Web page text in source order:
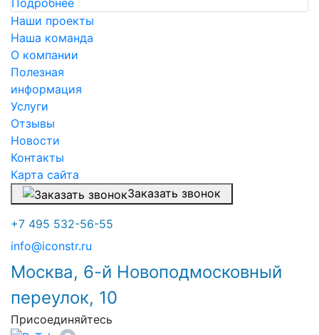
Наши проекты
Наша команда
О компании
Полезная
информация
Услуги
Отзывы
Новости
Контакты
Карта сайта
Заказать звонок
+7 495 532-56-55
info@iconstr.ru
Москва, 6-й Новоподмосковный
переулок, 10
Присоединяйтесь